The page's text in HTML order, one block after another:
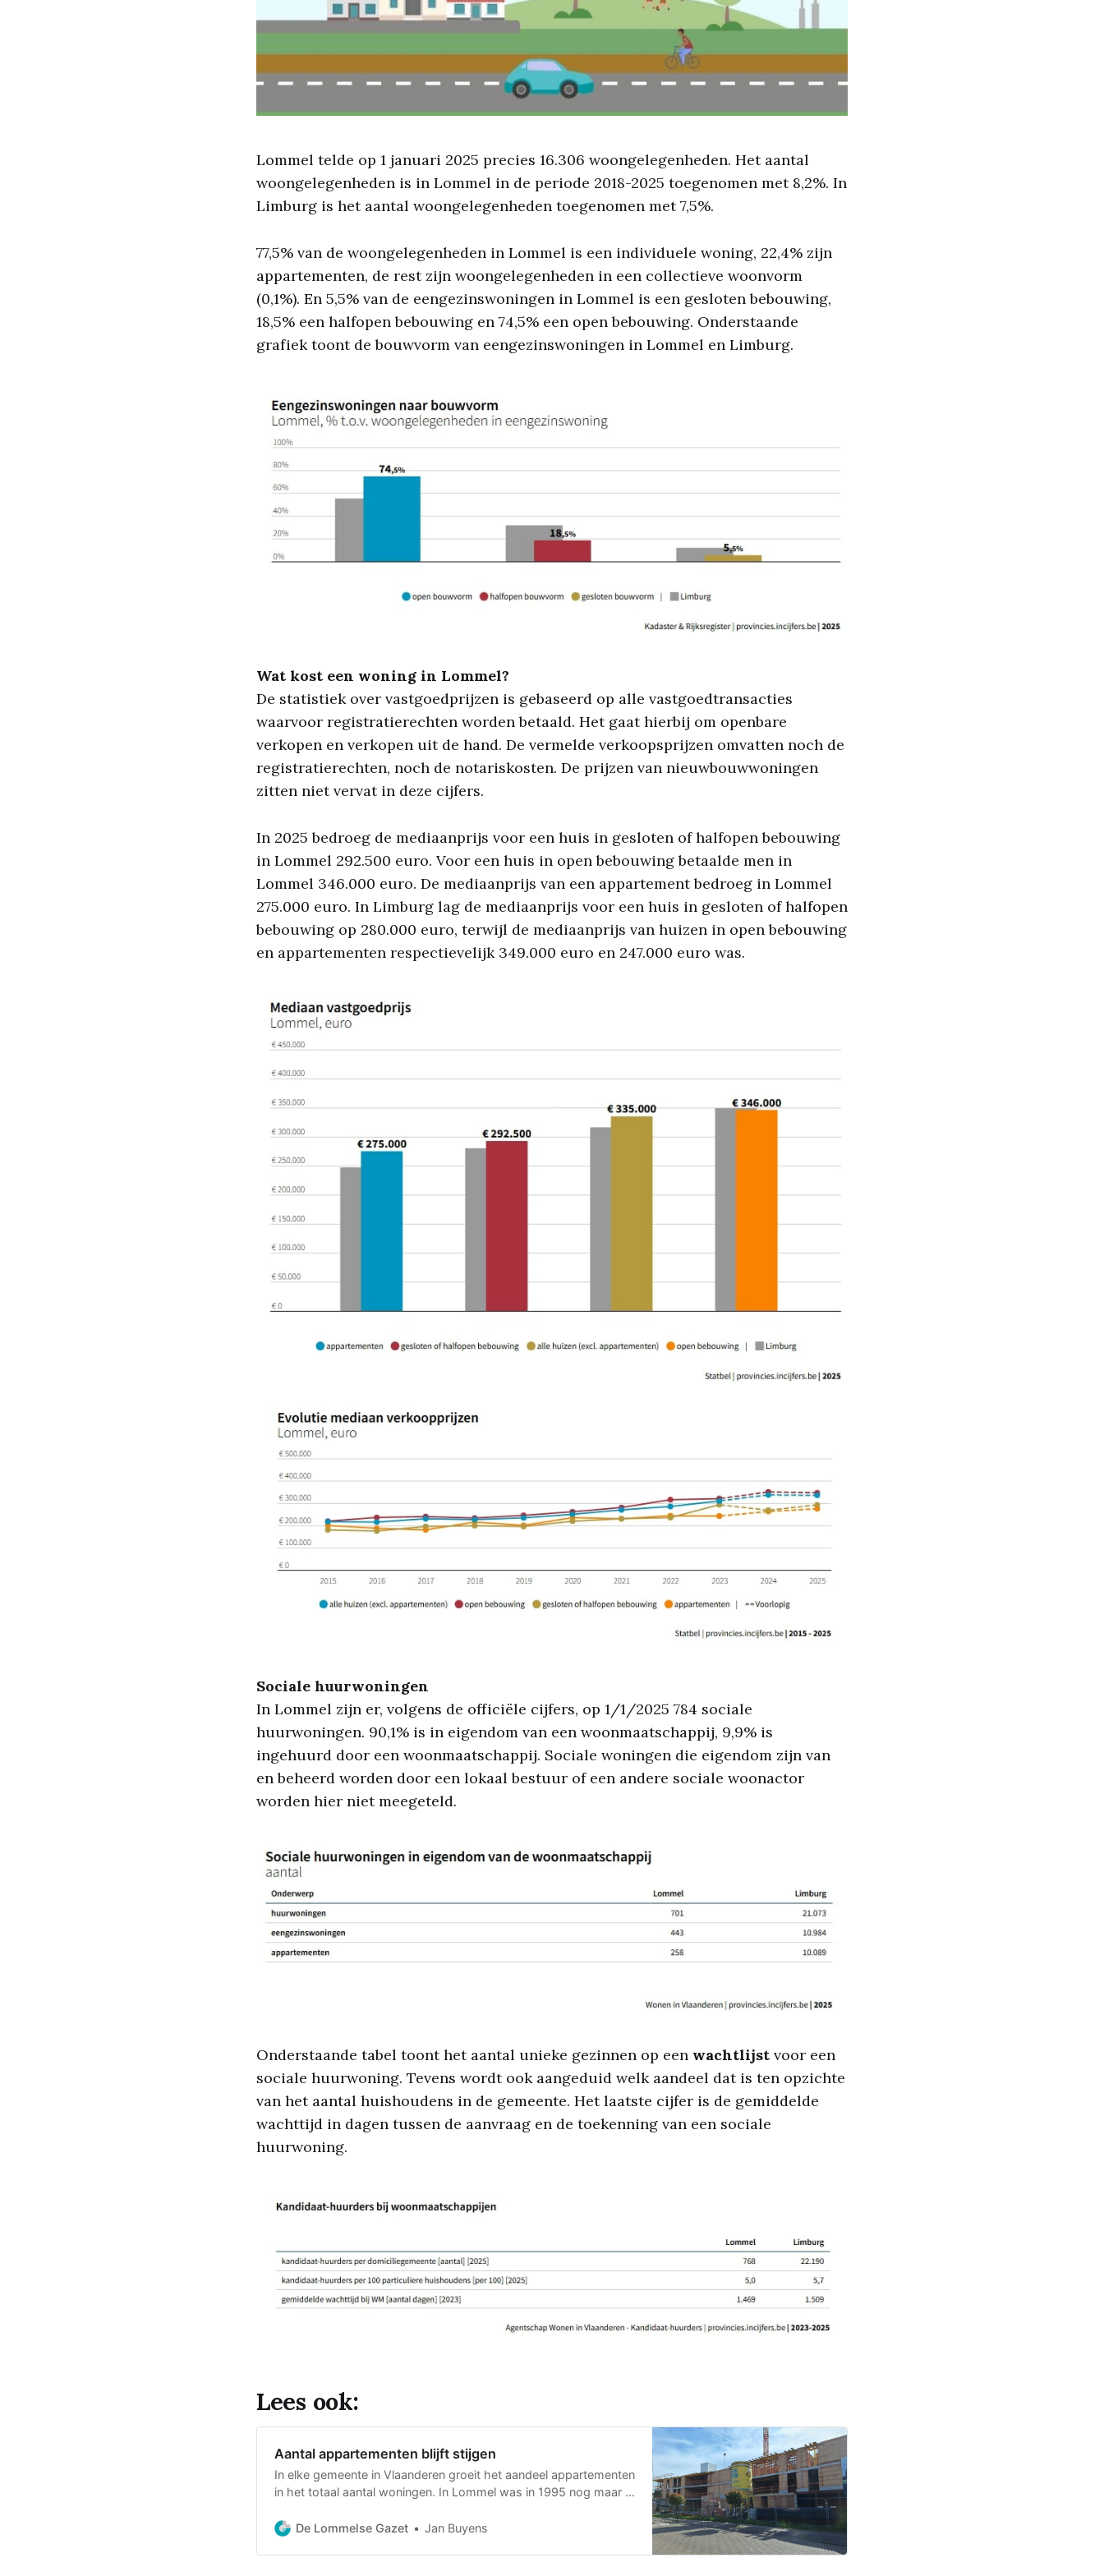
Lommel telde op 1 januari 2025 precies 16.306 woongelegenheden. Het aantal
woongelegenheden is in Lommel in de periode 2018-2025 toegenomen met 8,2%. In
Limburg is het aantal woongelegenheden toegenomen met 7,5%.
77,5% van de woongelegenheden in Lommel is een individuele woning, 22,4% zijn
appartementen, de rest zijn woongelegenheden in een collectieve woonvorm
(0,1%). En 5,5% van de eengezinswoningen in Lommel is een gesloten bebouwing,
18,5% een halfopen bebouwing en 74,5% een open bebouwing. Onderstaande
grafiek toont de bouwvorm van eengezinswoningen in Lommel en Limburg.
Wat kost een woning in Lommel?
De statistiek over vastgoedprijzen is gebaseerd op alle vastgoedtransacties
waarvoor registratierechten worden betaald. Het gaat hierbij om openbare
verkopen en verkopen uit de hand. De vermelde verkoopsprijzen omvatten noch de
registratierechten, noch de notariskosten. De prijzen van nieuwbouwwoningen
zitten niet vervat in deze cijfers.
In 2025 bedroeg de mediaanprijs voor een huis in gesloten of halfopen bebouwing
in Lommel 292.500 euro. Voor een huis in open bebouwing betaalde men in
Lommel 346.000 euro. De mediaanprijs van een appartement bedroeg in Lommel
275.000 euro. In Limburg lag de mediaanprijs voor een huis in gesloten of halfopen
bebouwing op 280.000 euro, terwijl de mediaanprijs van huizen in open bebouwing
en appartementen respectievelijk 349.000 euro en 247.000 euro was.
Sociale huurwoningen
In Lommel zijn er, volgens de officiële cijfers, op 1/1/2025 784 sociale
huurwoningen. 90,1% is in eigendom van een woonmaatschappij, 9,9% is
ingehuurd door een woonmaatschappij. Sociale woningen die eigendom zijn van
en beheerd worden door een lokaal bestuur of een andere sociale woonactor
worden hier niet meegeteld.
Onderstaande tabel toont het aantal unieke gezinnen op een wachtlijst voor een
sociale huurwoning. Tevens wordt ook aangeduid welk aandeel dat is ten opzichte
van het aantal huishoudens in de gemeente. Het laatste cijfer is de gemiddelde
wachttijd in dagen tussen de aanvraag en de toekenning van een sociale
huurwoning.
Lees ook:
Aantal appartementen blijft stijgen
In elke gemeente in Vlaanderen groeit het aandeel appartementen
in het totaal aantal woningen. In Lommel was in 1995 nog maar 8
2025 was dat al 22,4 procent. Om even te vergelijken met de
De Lommelse Gazet Jan Buyens